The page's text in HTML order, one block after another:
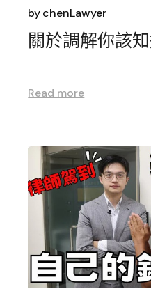
bychenLawyer
關於調解你該
Read more